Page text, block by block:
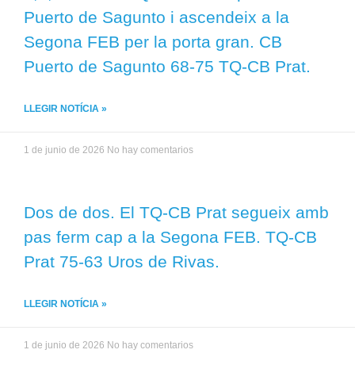
Puerto de Sagunto i ascendeix a la
Segona FEB per la porta gran. CB
Puerto de Sagunto 68-75 TQ-CB Prat.
LLEGIR NOTÍCIA »
1 de junio de 2026 No hay comentarios
Dos de dos. El TQ-CB Prat segueix amb
pas ferm cap a la Segona FEB. TQ-CB
Prat 75-63 Uros de Rivas.
LLEGIR NOTÍCIA »
1 de junio de 2026 No hay comentarios